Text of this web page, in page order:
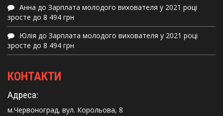
Анна до Зарплата молодого вихователя у 2021 році
зросте до 8 494 грн
Юлія до Зарплата молодого вихователя у 2021 році
зросте до 8 494 грн
КОНТАКТИ
Адреса:
м.Червоноград, вул. Корольова, 8